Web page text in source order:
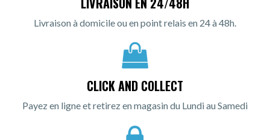
Livraison à domicile ou en point relais en 24 à 48h.
CLICK AND COLLECT
Payez en ligne et retirez en magasin du Lundi au Samedi